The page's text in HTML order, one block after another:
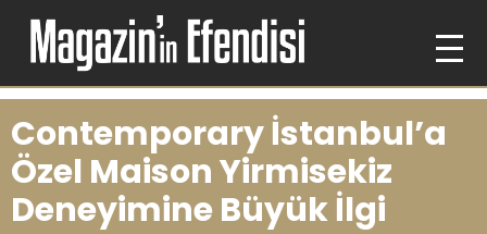
Contemporary İstanbul’a
Özel Maison Yirmisekiz
Deneyimine Büyük İlgi